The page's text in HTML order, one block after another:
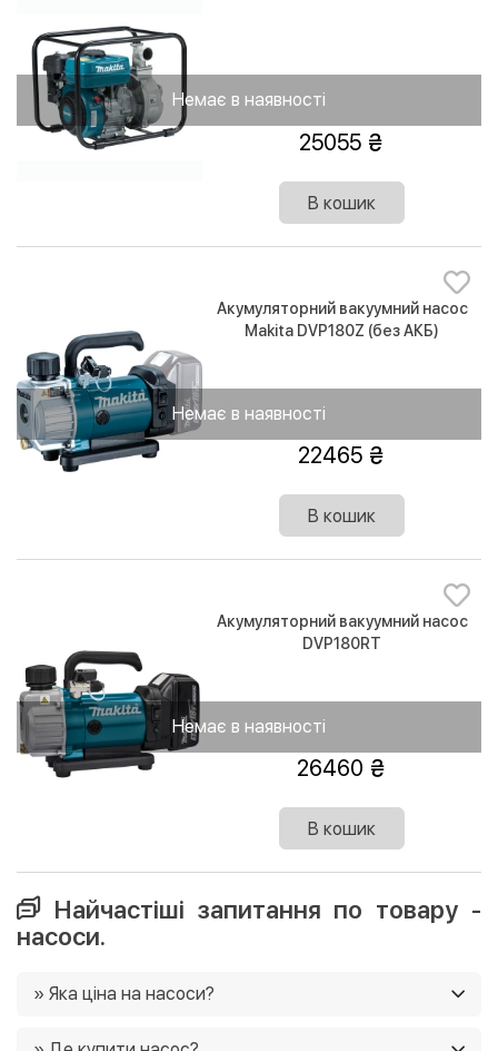
Немає в наявності
25055
В кошик
Немає в наявності
Акумуляторний вакуумний насос
Makita DVP180Z (без АКБ)
22465
В кошик
Немає в наявності
Акумуляторний вакуумний насос
DVP180RT
26460
В кошик
Найчастіші запитання по товару -
насоси.
» Яка ціна на насоси?